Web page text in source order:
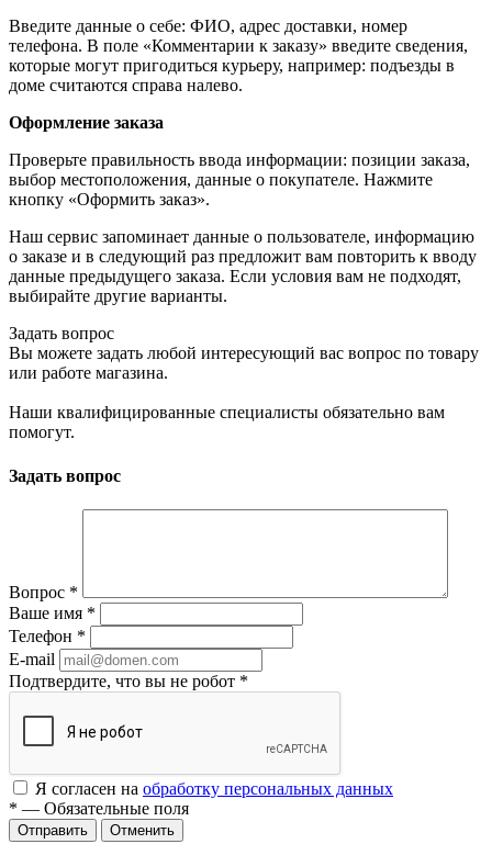
Введите данные о себе: ФИО, адрес доставки, номер
телефона. В поле «Комментарии к заказу» введите сведения,
которые могут пригодиться курьеру, например: подъезды в
доме считаются справа налево.
Оформление заказа
Проверьте правильность ввода информации: позиции заказа,
выбор местоположения, данные о покупателе. Нажмите
кнопку «Оформить заказ».
Наш сервис запоминает данные о пользователе, информацию
о заказе и в следующий раз предложит вам повторить к вводу
данные предыдущего заказа. Если условия вам не подходят,
выбирайте другие варианты.
Задать вопрос
Вы можете задать любой интересующий вас вопрос по товару
или работе магазина.
Наши квалифицированные специалисты обязательно вам
помогут.
Задать вопрос
Вопрос *
Ваше имя *
Телефон *
E-mail
Подтвердите, что вы не робот *
Я согласен на обработку персональных данных
* — Обязательные поля
Отменить